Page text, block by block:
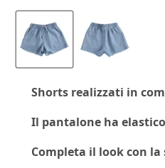
Shorts realizzati in
Il pantalone ha
Completa il look con la